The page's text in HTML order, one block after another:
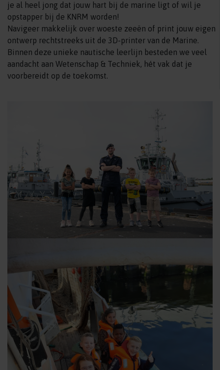
je al heel jong dat jouw hart bij de marine ligt of wil je
opstapper bij de KNRM worden!
Navigeer makkelijk over woeste zeeën of print jouw eigen
ontwerp rechtstreeks uit de 3D-printer van de Marine.
Binnen deze unieke nautische leerlijn besteden we veel
aandacht aan Wetenschap & Techniek, hét vak dat je
voorbereidt op de toekomst.